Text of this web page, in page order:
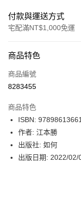
付款與運送方式
宅配滿NT$1,000免運
icash Pay
信用卡一次付款
LINE Pay
Apple Pay
街口支付
商品特色
商品編號
8283455
商品特色
ISBN:
作者: 江本勝
出版社: 如何
出版日期: 2022/02/